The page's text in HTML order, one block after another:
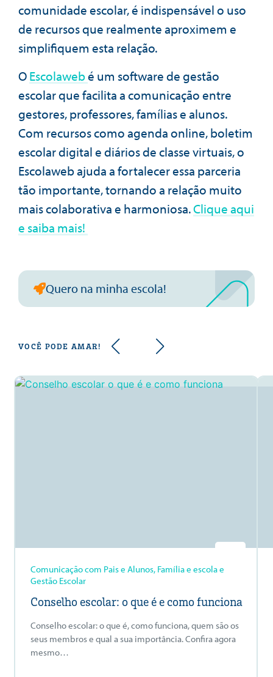
comunidade escolar, é indispensável o uso
de recursos que realmente aproximem e
simplifiquem esta relação.
OEscolawebé um software de gestão
escolar que facilita a comunicação entre
gestores, professores, famílias e alunos.
Com recursos como agenda online, boletim
escolar digital e diários de classe virtuais, o
Escolaweb ajuda a fortalecer essa parceria
tão importante, tornando a relação muito
mais colaborativa e harmoniosa.Clique aqui
e saiba mais!
Quero na minha escola!
VOCÊ PODE AMAR!
Comunicação com Pais e Alunos, Família e escola e
Gestão Escolar
Conselho escolar: o que é e como funciona
Conselho escolar: o que é, como funciona, quem são os
seus membros e qual a sua importância. Confira agora
mesmo…